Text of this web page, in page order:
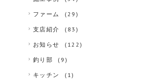
ファーム (29)
支店紹介 (83)
お知らせ (122)
釣り部 (9)
キッチン (1)